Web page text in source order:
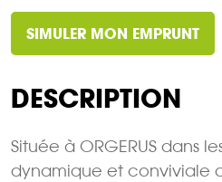
SIMULER MON EMPRUNT
DESCRIPTION
Située à ORGERUS dans
dynamique et conviviale